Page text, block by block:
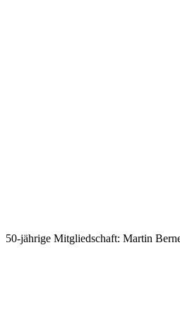
50-jährige Mitgliedschaft: Martin